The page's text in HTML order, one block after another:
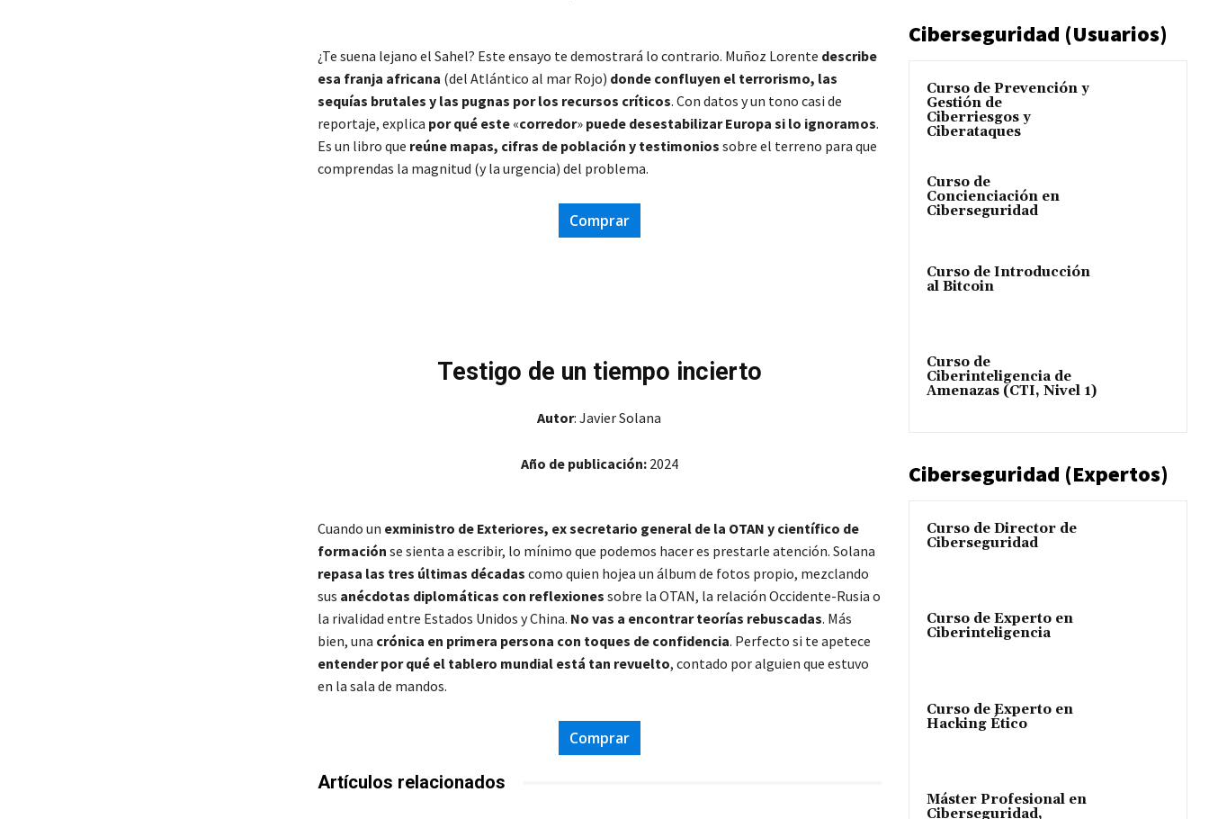
¿Te suena lejano el Sahel? Este ensayo te demostrará lo contrario. Muñoz Lorente describe
esa franja africana (del Atlántico al mar Rojo) donde confluyen el terrorismo, las
sequías brutales y las pugnas por los recursos críticos. Con datos y un tono casi de
reportaje, explica por qué este«corredor» puede desestabilizar Europa si lo ignoramos.
Es un libro que reúne mapas, cifras de población y testimonios sobre el terreno para que
comprendas la magnitud (y la urgencia) del problema.
Comprar
Testigo de un tiempo incierto
Autor: Javier Solana
Año de publicación: 2024
Cuando un exministro de Exteriores, ex secretario general de la OTAN y científico de
formación se sienta a escribir, lo mínimo que podemos hacer es prestarle atención. Solana
repasa las tres últimas décadas como quien hojea un álbum de fotos propio, mezclando
sus anécdotas diplomáticas con reflexiones sobre la OTAN, la relación Occidente-Rusia o
la rivalidad entre Estados Unidos y China. No vas a encontrar teorías rebuscadas. Más
bien, una crónica en primera persona con toques de confidencia. Perfecto si te apetece
entender por qué el tablero mundial está tan revuelto, contado por alguien que estuvo
en la sala de mandos.
Comprar
Artículos relacionados
Ciberseguridad (Usuarios)
Curso de Prevención y
Gestión de
Ciberriesgos y
Ciberataques
Curso de
Concienciación en
Ciberseguridad
Curso de Introducción
al Bitcoin
Curso de
Ciberinteligencia de
Amenazas (CTI, Nivel 1)
Ciberseguridad (Expertos)
Curso de Director de
Ciberseguridad
Curso de Experto en
Ciberinteligencia
Curso de Experto en
Hacking Ético
Máster Profesional en
Ciberseguridad,